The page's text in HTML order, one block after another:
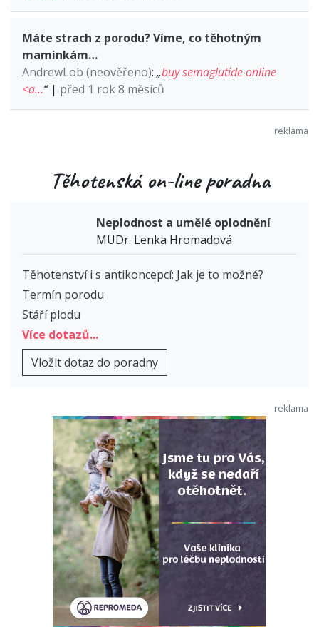
Máte strach z porodu? Víme, co těhotným
maminkám…
AndrewLob (neověřeno): „buy semaglutide online
<a…“| před 1 rok 8 měsíců
Těhotenská on-line poradna
Neplodnost a umělé oplodnění
MUDr. Lenka Hromadová
Těhotenství i s antikoncepcí: Jak je to možné?
Termín porodu
Stáří plodu
Více dotazů...
Vložit dotaz do poradny